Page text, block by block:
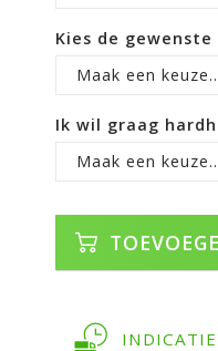
Kies de
Maak een
Ik wil graag
Maak een